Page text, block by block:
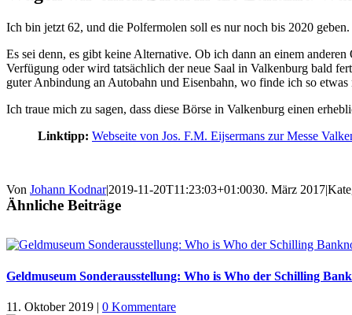
Ich bin jetzt 62, und die Polfermolen soll es nur noch bis 2020
Es sei denn, es gibt keine Alternative. Ob ich dann an einem
Verfügung oder wird tatsächlich der neue Saal in Valkenburg bald
guter Anbindung an Autobahn und Eisenbahn, wo finde ich so etwas
Ich traue mich zu sagen, dass diese Börse in Valkenburg einen
Linktipp: Webseite von Jos. F.M. Eijsermans zur Messe
Von Johann Kodnar|2019-11-20T11:23:03+01:0030. März 2017|
Ähnliche Beiträge
Geldmuseum Sonderausstellung: Who is Who der Schilling
11. Oktober 2019 | 0 Kommentare